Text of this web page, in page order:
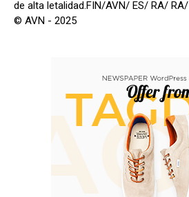
de alta letalidad.FIN/AVN/ ES/ RA/ RA/
© AVN - 2025